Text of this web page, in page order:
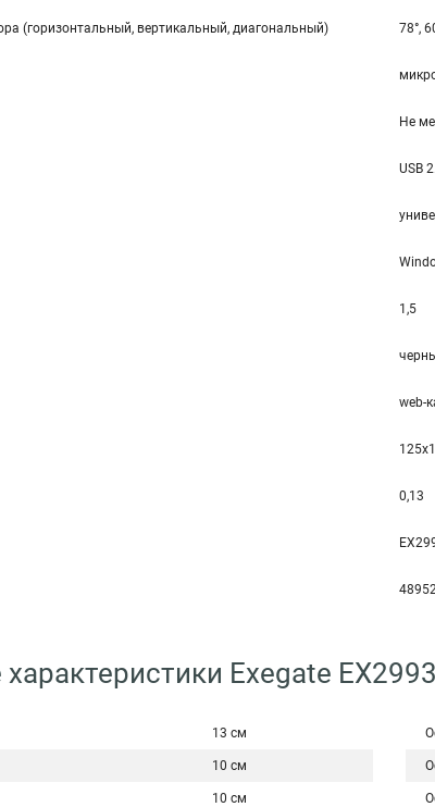
(горизонтальный, вертикальный, диагональный) 78°,
Не
USB
1,5
web-
0,13
Exegate
13 см
10 см
10 см